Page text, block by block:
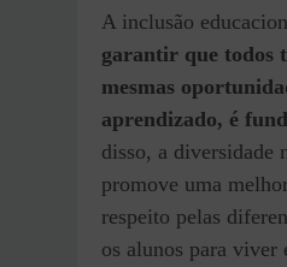
A inclusão
garantir que todos
mesmas
aprendizado, é
disso, a diversidade
promove uma
respeito pelas
os alunos para viver